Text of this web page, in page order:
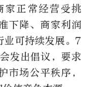
家正常经营受挑
下降、商家利润
业可持续发展。7
发出倡议，要求
市场公平秩序，